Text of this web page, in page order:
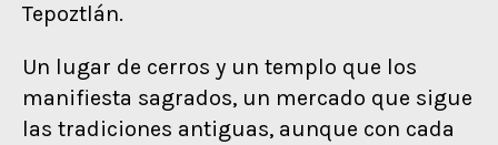
Tepoztlán.
Un lugar de cerros y un templo que los
manifiesta sagrados, un mercado que sigue
las tradiciones antiguas, aunque con cada